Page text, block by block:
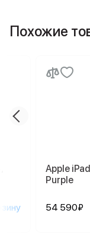
Похожие
Apple
Purple
54 590₽